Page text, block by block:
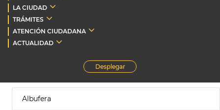
LA CIUDAD
TRÁMITES
ATENCIÓN CIUDADANA
ACTUALIDAD
Desplegar
Albufera